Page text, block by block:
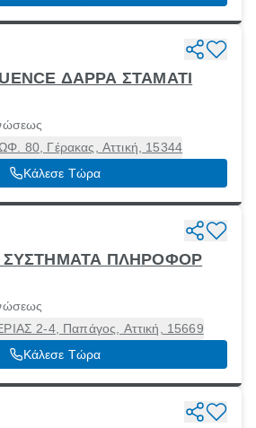
ΔΑΡΡΑ ΣΤΑΜΑΤΙ
80, Γέρακας, Αττική, 15344
Κάλεσε Τώρα
ΣΥΣΤΗΜΑΤΑ ΠΛΗΡΟΦΟΡ
2-4, Παπάγος, Αττική, 15669
Κάλεσε Τώρα